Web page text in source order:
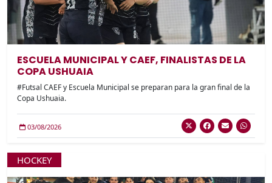
ESCUELA MUNICIPAL Y CAEF, FINALISTAS DE LA
COPA USHUAIA
#Futsal CAEF y Escuela Municipal se preparan para la gran final de la
Copa Ushuaia.
03/08/2026
HOCKEY